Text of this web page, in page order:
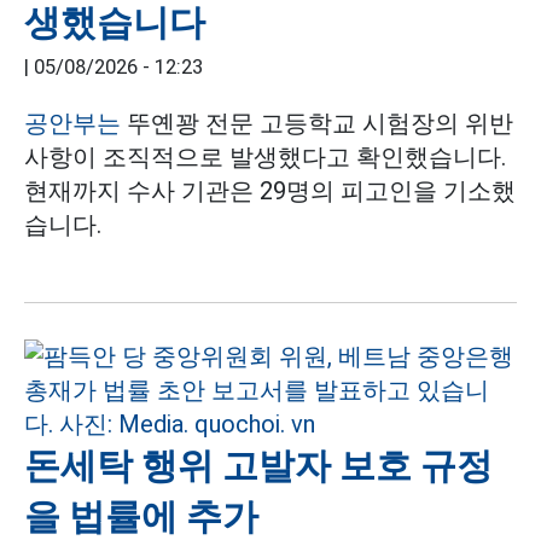
생했습니다
05/08/2026 - 12:23
공안부는 뚜옌꽝 전문 고등학교 시험장의 위반
사항이 조직적으로 발생했다고 확인했습니다.
현재까지 수사 기관은 29명의 피고인을 기소했
습니다.
돈세탁 행위 고발자 보호 규정
을 법률에 추가